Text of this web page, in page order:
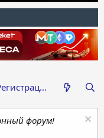
Регистрация
форум!